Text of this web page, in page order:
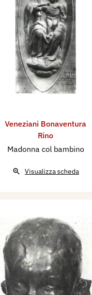
Veneziani Bonaventura
Rino
Madonna col bambino
Visualizza scheda